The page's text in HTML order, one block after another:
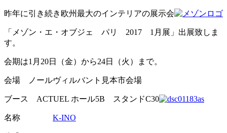
昨年に引き続き欧州最大のインテリアの展示会
「メゾン・エ・オブジェ パリ 2017 1月展」出展致しま
す。
会期は1月20日（金）から24日（火）まで。
会場 ノールヴィルバント見本市会場
ブース ACTUEL ホール5B スタンドC30
名称 K-INO